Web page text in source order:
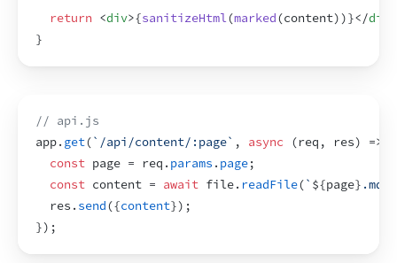
return <div>{sanitizeHtml(marked(content))}</div
}
// api.js
app. get(`/api/content/:page` , async (req , res) =>
const page = req . params . page;
const content = await file. readFile(` ${page} .md`
res . send({content}) ;
}) ;